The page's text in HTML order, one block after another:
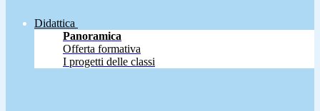
Didattica
Panoramica
Offerta formativa
I progetti delle classi